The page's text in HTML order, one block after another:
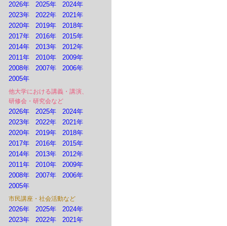
2026年 2025年
2024年
2023年
2022年
2021年
2020年
2019年
2018年
2017年
2016年
2015年
2014年
2013年
2012年
2011年
2010年
2009年
2008年
2007年
2006年
2005年
他大学における講義・講演、
研修会・研究会など
2026年 2025年
2024年
2023年
2022年
2021年
2020年
2019年
2018年
2017年
2016年
2015年
2014年
2013年
2012年
2011年
2010年
2009年
2008年
2007年
2006年
2005年
市民講座・社会活動など
2026年 2025年
2024年
2023年
2022年
2021年